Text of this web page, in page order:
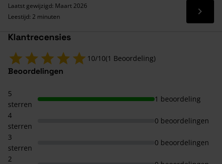
Laatst gewijzigd: Maart 2026
Leestijd: 2 minuten
Lees
Klantrecensies
10/10(1 Beoordeling)
Beoordelingen
5
sterren
1 beoordeling
4
sterren
0 beoordelingen
3
sterren
0 beoordelingen
2